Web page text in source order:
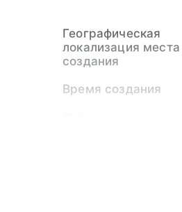
Географическая
локализация места
создания
Время создания